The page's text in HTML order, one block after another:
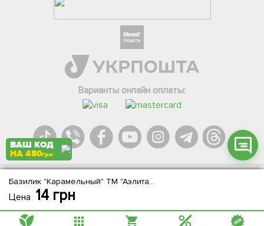
Базилик "Карамельный" ТМ "Аэлита" 0.3г
Цена 14грн
Варианты онлайн оплаты:
Agromarket.Copyright © 2013-2026. Все права защищены
Інстаграм
Онлайн чат
ВАШ КОД
НА 450грн